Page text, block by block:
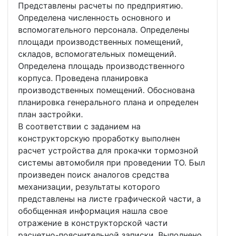
Представлены расчеты по предприятию.
Определена численность основного и
вспомогательного персонала. Определены
площади производственных помещений,
складов, вспомогательных помещений.
Определена площадь производственного
корпуса. Проведена планировка
производственных помещений. Обоснована
планировка генерального плана и определен
план застройки.
В соответствии с заданием на
конструкторскую проработку выполнен
расчет устройства для прокачки тормозной
системы автомобиля при проведении ТО. Был
произведен поиск аналогов средства
механизации, результаты которого
представлены на листе графической части, а
обобщенная информация нашла свое
отражение в конструкторской части